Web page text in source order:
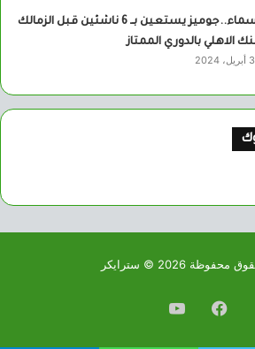
بالأسماء..جوميز يستعين بــ 6 ناشئين قبل الزمالك
الاهلي بالدوري الممتاز
2024
2026 © سترايكر
فيسبوكيوتيوب